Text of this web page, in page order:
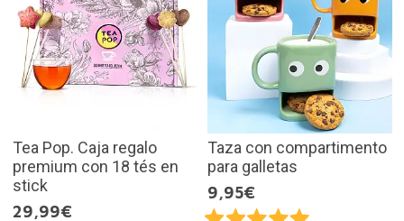
Tea Pop. Caja regalo
premium con 18 tés en
stick
29,99€
Taza con compartimento
para galletas
9,95€